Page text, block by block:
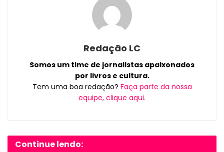
Redação LC
Somos um time de jornalistas apaixonados
por livros e cultura.
Tem uma boa redação? Faça parte da nossa
equipe, clique aqui.
Continue lendo: